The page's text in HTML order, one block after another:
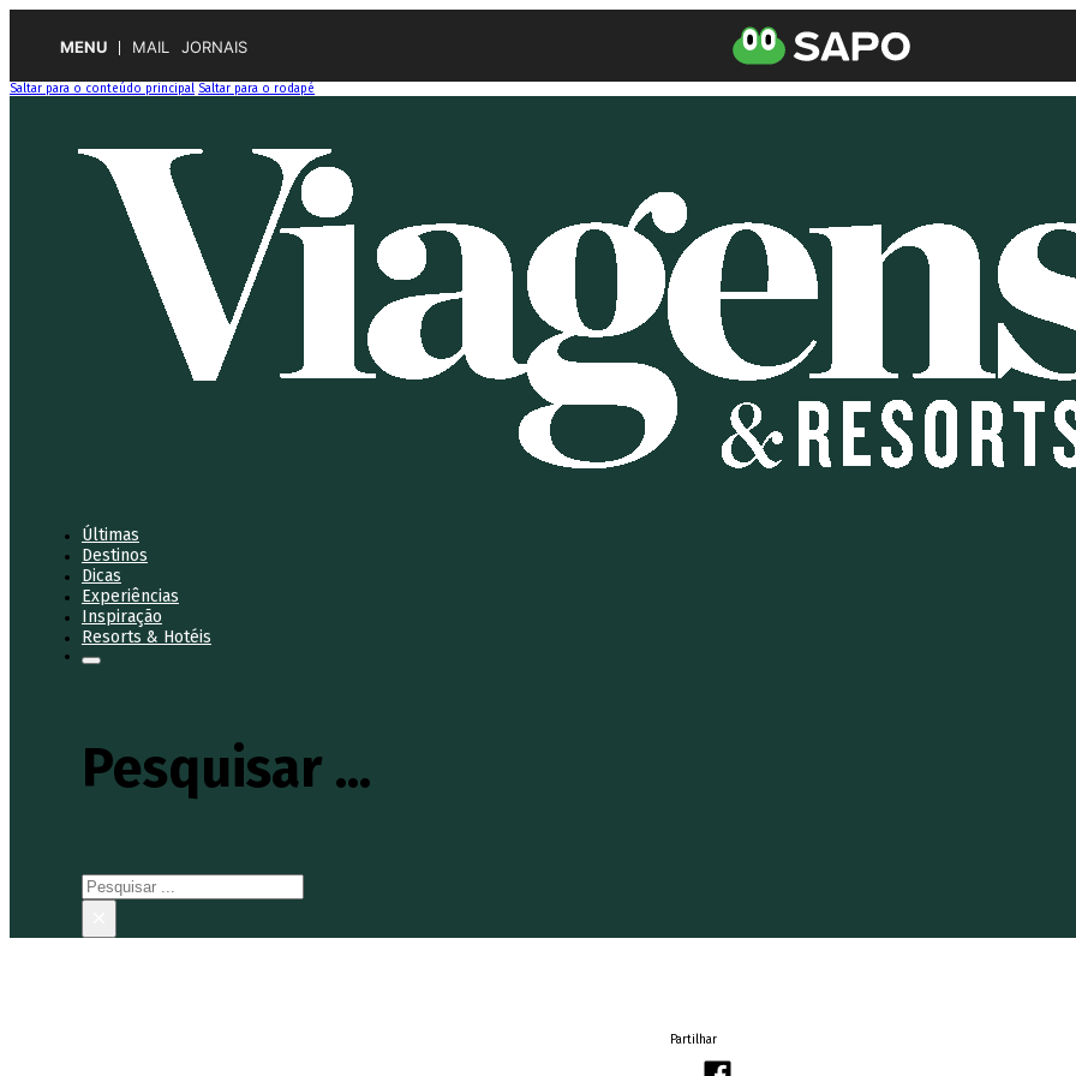
MENU MAIL JORNAIS
Saltar para o conteúdo principal Saltar para o rodapé
Últimas
Destinos
Dicas
Experiências
Inspiração
Resorts & Hotéis
Pesquisar ...
Pesquisar
Partilhar